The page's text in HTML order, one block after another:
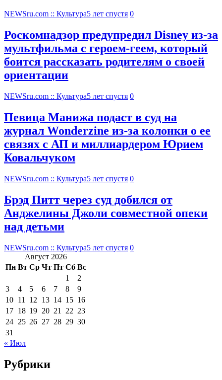
NEWSru.com :: Культура5 лет спустя 0
Роскомнадзор предупредил Disney из-за
мультфильма c героем-геем, который
боится рассказать родителям о своей
ориентации
NEWSru.com :: Культура5 лет спустя 0
Певица Манижа подаст в суд на
журнал Wonderzine из-за колонки о ее
связях с АП и миллиардером Юрием
Ковальчуком
NEWSru.com :: Культура5 лет спустя 0
Брэд Питт через суд добился от
Анджелины Джоли совместной опеки
над детьми
NEWSru.com :: Культура5 лет спустя 0
Август 2026
Пн Вт Ср Чт Пт Сб Вс
1
2
3
4 5 6 7 8
9
10 11 12 13 14 15 16
17 18 19 20 21 22 23
24 25 26 27 28 29 30
31
« Июл
Рубрики